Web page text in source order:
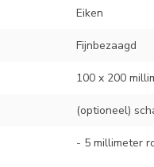
Eiken
Fijnbezaagd
100 x 200
(optioneel)
- 5 millimeter